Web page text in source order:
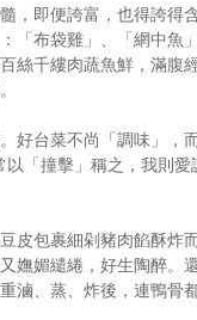
，即便誇富，也得誇得
「布袋雞」、「網中魚
絲千縷肉蔬魚鮮，滿腹
好台菜不尚「調味」，
「撞擊」稱之，我則
皮包裹細剁豬肉餡酥炸
嫵媚繾綣，好生陶醉。
滷、蒸、炸後，連鴨骨